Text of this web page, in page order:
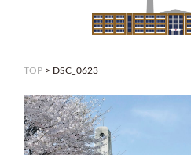
TOP > DSC_0623